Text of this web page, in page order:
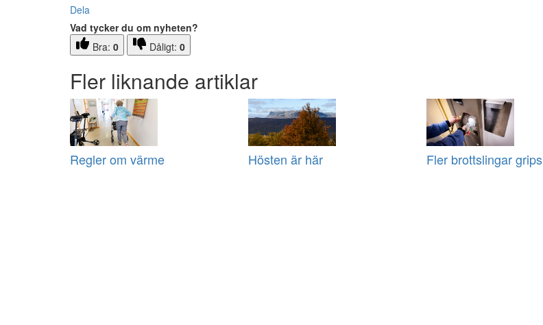
Dela
Vad tycker du om nyheten?
Bra: 0 Dåligt: 0
Fler liknande artiklar
Regler om värme Hösten är här Fler brottslingar grips